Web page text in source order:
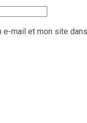
e-mail et mon site